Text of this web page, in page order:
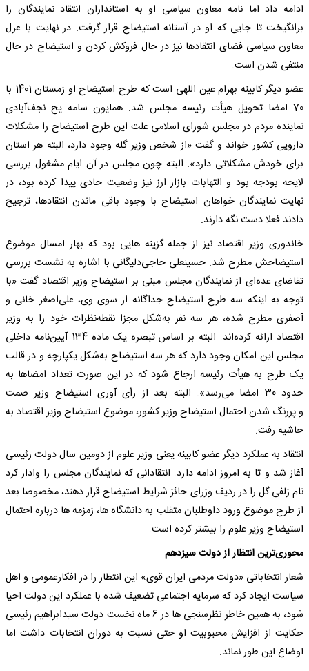
ادامه داد اما نامه معاون سیاسی او به استانداران انتقاد نمایندگان را
برانگیخت تا جایی که او در آستانه استیضاح قرار گرفت. در نهایت با عزل
معاون سیاسی فضای انتقادها نیز در حال فروکش کردن و استیضاح در حال
منتفی شدن است.
عضو دیگر کابینه بهرام عین اللهی است که طرح استیضاح او زمستان 1401 با
70 امضا تحویل هیأت رئیسه مجلس شد. همایون سامه یح نجف‌آبادی
نماینده مردم در مجلس شورای اسلامی علت این طرح استیضاح را مشکلات
دارویی کشور خواند و گفت «از شخص وزیر گله وجود دارد، البته هر استان
برای خودش مشکلاتی دارد». البته چون مجلس در آن ایام مشغول بررسی
لایحه بودجه بود و التهابات بازار ارز نیز وضعیت حادی پیدا کرده بود، در
نهایت نمایندگان خواهان استیضاح با وجود باقی ماندن انتقادها، ترجیح
دادند فعلا دست نگه دارند.
خاندوزی وزیر اقتصاد نیز از جمله گزینه هایی بود که بهار امسال موضوع
استیضاحش مطرح شد. حسینعلی حاجی‌دلیگانی با اشاره به نشست بررسی
تقاضای عده‌ای از نمایندگان مجلس مبنی بر استیضاح وزیر اقتصاد گفت «با
توجه به اینکه سه طرح استیضاح جداگانه از سوی وی، علی‌اصغر خانی و
آصفری مطرح شده، هر سه نفر به‌شکل مجزا نقطه‌نظرات خود را به وزیر
اقتصاد ارائه کرده‌اند. البته بر اساس تبصره یک ماده 134 آیین‌نامه داخلی
مجلس این امکان وجود دارد که هر سه استیضاح به‌شکل یکپارچه و در قالب
یک طرح به هیأت رئیسه ارجاع شود که در این صورت تعداد امضاها به
حدود 30 امضا می‌رسد». البته بعد از رأی آوری استیضاح وزیر صمت
و پررنگ شدن احتمال استیضاح وزیر کشور، موضوع استیضاح وزیر اقتصاد به
حاشیه رفت.
انتقاد به عملکرد دیگر عضو کابینه یعنی وزیر علوم از دومین سال دولت رئیسی
آغاز شد و تا به امروز ادامه دارد. انتقادانی که نمایندگان مجلس را وادار کرد
نام زلفی گل را در ردیف وزرای حائز شرایط استیضاح قرار دهند، مخصوصا بعد
از طرح موضوع ورود داوطلبان متقلب به دانشگاه ها، زمزمه ها درباره احتمال
استیضاح وزیر علوم را بیشتر کرده است.
محوری‌ترین انتظار از دولت سیزدهم
شعار انتخاباتی «دولت مردمی ایران قوی» این انتظار را در افکارعمومی و اهل
سیاست ایجاد کرد که سرمایه اجتماعی تضعیف شده با عملکرد این دولت احیا
شود، به همین خاطر نظرسنجی ها در 6 ماه نخست دولت سیدابراهیم رئیسی
حکایت از افزایش محبوبیت او حتی نسبت به دوران انتخابات داشت اما
اوضاع این طور نماند.